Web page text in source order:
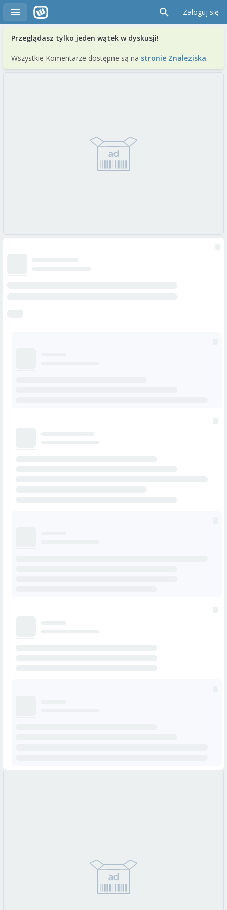
Zaloguj się
Przeglądasz tylko jeden wątek w dyskusji!
Wszystkie Komentarze dostępne są na stronie Znaleziska.